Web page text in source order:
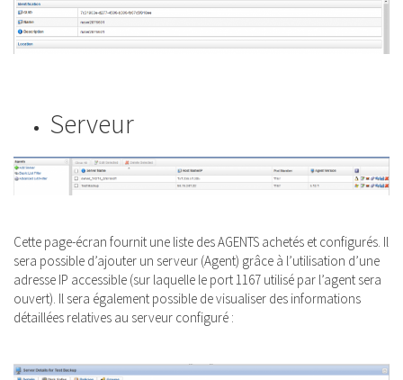
Serveur
Cette page-écran fournit une liste des AGENTS achetés et configurés. Il
sera possible d’ajouter un serveur (Agent) grâce à l’utilisation d’une
adresse IP accessible (sur laquelle le port 1167 utilisé par l’agent sera
ouvert). Il sera également possible de visualiser des informations
détaillées relatives au serveur configuré :